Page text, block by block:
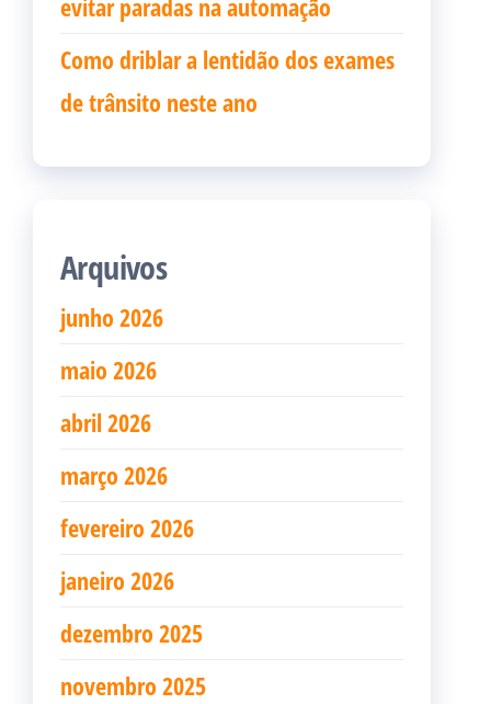
evitar paradas na automação
Como driblar a lentidão dos exames
de trânsito neste ano
Arquivos
junho 2026
maio 2026
abril 2026
março 2026
fevereiro 2026
janeiro 2026
dezembro 2025
novembro 2025